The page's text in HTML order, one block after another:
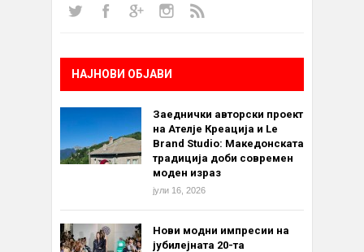
НАЈНОВИ ОБЈАВИ
Заеднички авторски проект
на Ателје Креација и Le
Brand Studio: Македонската
традиција доби современ
моден израз
јули 16, 2026
Нови модни импресии на
јубилејната 20-та